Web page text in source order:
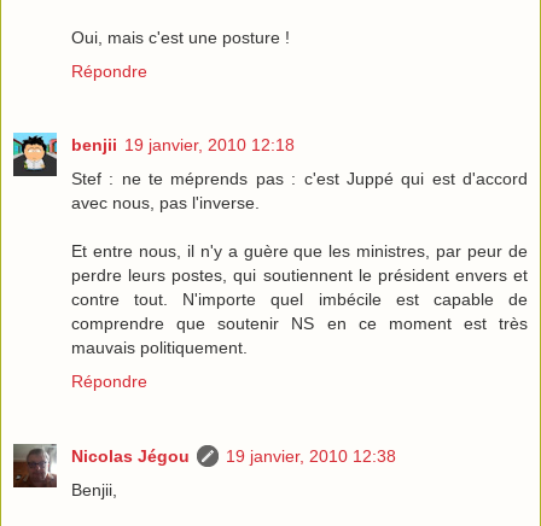
Oui, mais c'est une posture !
Répondre
benjii 19 janvier, 2010 12:18
Stef : ne te méprends pas : c'est Juppé qui est d'accord
avec nous, pas l'inverse.
Et entre nous, il n'y a guère que les ministres, par peur de
perdre leurs postes, qui soutiennent le président envers et
contre tout. N'importe quel imbécile est capable de
comprendre que soutenir NS en ce moment est très
mauvais politiquement.
Répondre
Nicolas Jégou
19 janvier, 2010 12:38
Benjii,